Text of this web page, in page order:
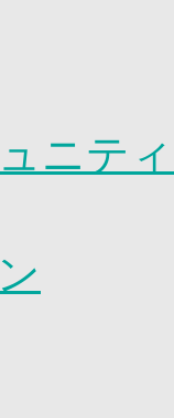
ニティ